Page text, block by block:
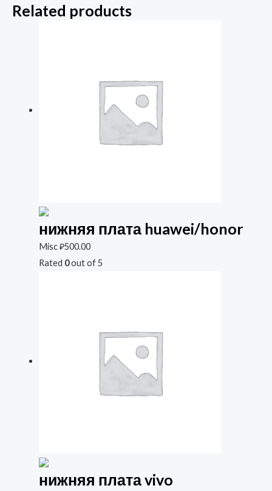
Related products
нижняя плата huawei/honor
Misc₽500.00
Rated 0out of 5
нижняя плата vivo